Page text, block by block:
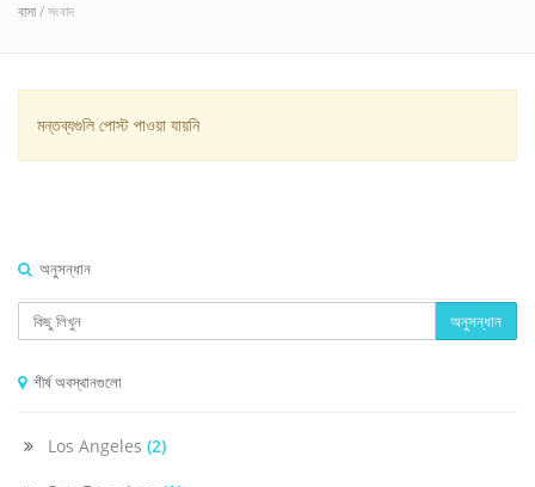
বাসা/ সংবাদ
মন্তব্যগুলি পোস্ট পাওয়া যায়নি
অনুসন্ধান
অনুসন্ধান
শীর্ষ অবস্থানগুলো
Los Angeles (2)